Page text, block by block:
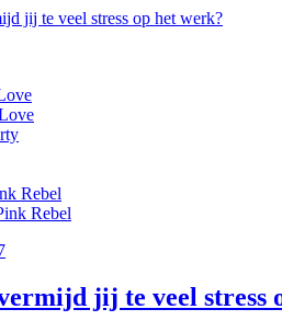
Rebel
Rebel
jij te veel stress